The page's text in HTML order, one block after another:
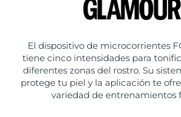
El dispositivo de microcorrientes
tiene cinco intensidades para
diferentes zonas del rostro. Su
protege tu piel y la aplicación te
variedad de entrenamientos